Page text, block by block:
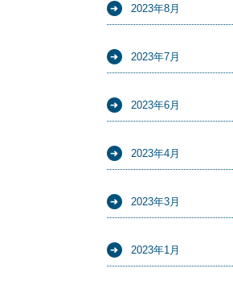
2023年8月
2023年7月
2023年6月
2023年4月
2023年3月
2023年1月